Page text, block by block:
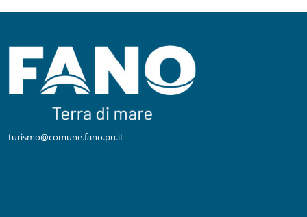
turismo@comune.fano.pu.it